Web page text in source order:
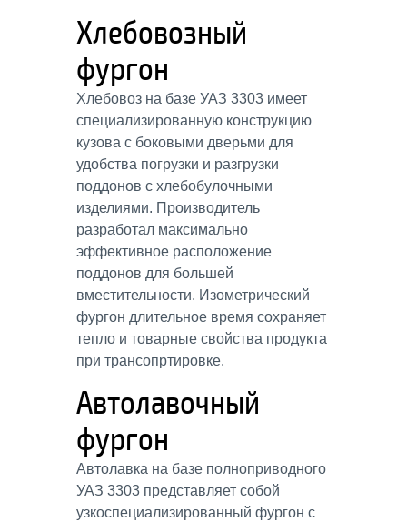
Хлебовозный
фургон
Хлебовоз на базе УАЗ 3303 имеет
специализированную конструкцию
кузова с боковыми дверьми для
удобства погрузки и разгрузки
поддонов с хлебобулочными
изделиями. Производитель
разработал максимально
эффективное расположение
поддонов для большей
вместительности. Изометрический
фургон длительное время сохраняет
тепло и товарные свойства продукта
при трансопртировке.
Автолавочный
фургон
Автолавка на базе полноприводного
УАЗ 3303 представляет собой
узкоспециализированный фургон с